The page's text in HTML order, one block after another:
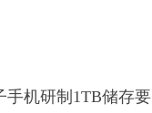
手机研制1TB储存要